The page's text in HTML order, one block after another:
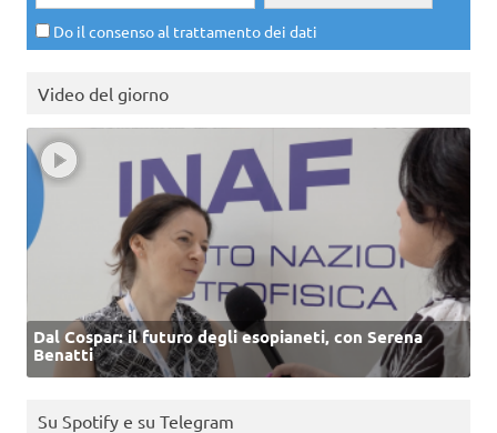
Do il consenso al trattamento dei dati
Video del giorno
Dal Cospar: il futuro degli esopianeti, con Serena
Benatti
Su Spotify e su Telegram